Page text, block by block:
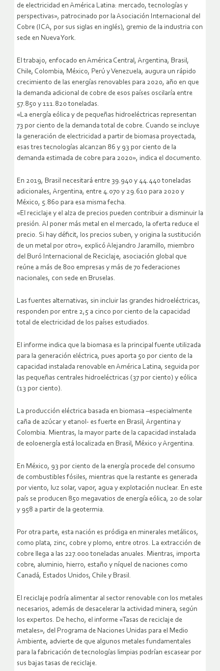
de electricidad en América Latina: mercado, tecnologías y
perspectivas», patrocinado por la Asociación Internacional del
Cobre (ICA, por sus siglas en inglés), gremio de la industria con
sede en Nueva York.
El trabajo, enfocado en América Central, Argentina, Brasil,
Chile, Colombia, México, Perú y Venezuela, augura un rápido
crecimiento de las energías renovables para 2020, año en que
la demanda adicional de cobre de esos países oscilaría entre
57.850 y 111.820 toneladas.
«La energía eólica y de pequeñas hidroeléctricas representan
73 por ciento de la demanda total de cobre. Cuando se incluye
la generación de electricidad a partir de biomasa proyectada,
esas tres tecnologías alcanzan 86 y 93 por ciento de la
demanda estimada de cobre para 2020», indica el documento.
En 2019, Brasil necesitará entre 39.940 y 44.440 toneladas
adicionales, Argentina, entre 4.070 y 29.610 para 2020 y
México, 5.860 para esa misma fecha.
«El reciclaje y el alza de precios pueden contribuir a disminuir la
presión. Al poner más metal en el mercado, la oferta reduce el
precio. Si hay déficit, los precios suben, y origina la sustitución
de un metal por otro», explicó Alejandro Jaramillo, miembro
del Buró Internacional de Reciclaje, asociación global que
reúne a más de 800 empresas y más de 70 federaciones
nacionales, con sede en Bruselas.
Las fuentes alternativas, sin incluir las grandes hidroeléctricas,
responden por entre 2,5 a cinco por ciento de la capacidad
total de electricidad de los países estudiados.
El informe indica que la biomasa es la principal fuente utilizada
para la generación eléctrica, pues aporta 50 por ciento de la
capacidad instalada renovable en América Latina, seguida por
las pequeñas centrales hidroeléctricas (37 por ciento) y eólica
(13 por ciento).
La producción eléctrica basada en biomasa –especialmente
caña de azúcar y etanol- es fuerte en Brasil, Argentina y
Colombia. Mientras, la mayor parte de la capacidad instalada
de eoloenergía está localizada en Brasil, México y Argentina.
En México, 93 por ciento de la energía procede del consumo
de combustibles fósiles, mientras que la restante es generada
por viento, luz solar, vapor, agua y explotación nuclear. En este
país se producen 850 megavatios de energía eólica, 20 de solar
y 958 a partir de la geotermia.
Por otra parte, esta nación es pródiga en minerales metálicos,
como plata, zinc, cobre y plomo, entre otros. La extracción de
cobre llega a las 227.000 toneladas anuales. Mientras, importa
cobre, aluminio, hierro, estaño y níquel de naciones como
Canadá, Estados Unidos, Chile y Brasil.
El reciclaje podría alimentar al sector renovable con los metales
necesarios, además de desacelerar la actividad minera, según
los expertos. De hecho, el informe «Tasas de reciclaje de
metales», del Programa de Naciones Unidas para el Medio
Ambiente, advierte de que algunos metales fundamentales
para la fabricación de tecnologías limpias podrían escasear por
sus bajas tasas de reciclaje.